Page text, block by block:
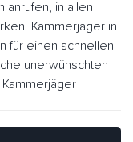
anrufen, in allen
Kammerjäger in
für einen schnellen
unerwünschten